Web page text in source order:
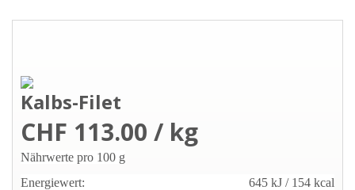
Kalbs-Filet
CHF 113.00 / kg
Nährwerte pro 100 g
Energiewert:
645 kJ / 154 kcal